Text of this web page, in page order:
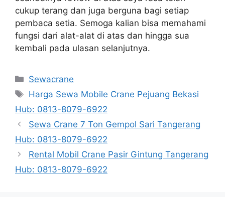
cukup terang dan juga berguna bagi setiap
pembaca setia. Semoga kalian bisa memahami
fungsi dari alat-alat di atas dan hingga sua
kembali pada ulasan selanjutnya.
Categories
Sewacrane
Tags
Harga Sewa Mobile Crane Pejuang Bekasi
Hub: 0813-8079-6922
Sewa Crane 7 Ton Gempol Sari Tangerang
Hub: 0813-8079-6922
Rental Mobil Crane Pasir Gintung Tangerang
Hub: 0813-8079-6922